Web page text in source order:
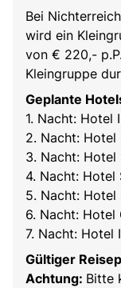
Bei
wird ein
von € 220,-
Kleingruppe
Geplante
1. Nacht: Hotel
2. Nacht: Hotel
3. Nacht: Hotel
4. Nacht: Hotel
5. Nacht: Hotel
6. Nacht: Hotel
7. Nacht: Hotel
Gültiger
Achtung: Bitte